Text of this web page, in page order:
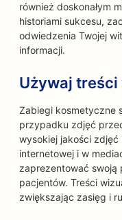
również doskonałym
historiami sukcesu,
odwiedzenia Twojej
informacji.
Używaj
Zabiegi kosmetyczne
przypadku zdjęć
wysokiej jakości zdjęć
internetowej i w
zaprezentować swoją
pacjentów. Treści
zwiększając zasięg i